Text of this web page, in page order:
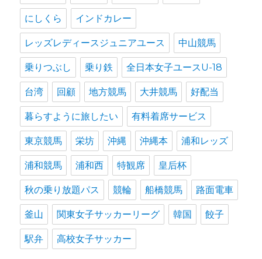
にしくら インドカレー
レッズレディースジュニアユース 中山競馬
乗りつぶし 乗り鉄 全日本女子ユースU-18
台湾 回顧 地方競馬 大井競馬 好配当
暮らすように旅したい 有料着席サービス
東京競馬 栄坊 沖縄 沖縄本 浦和レッズ
浦和競馬 浦和西 特観席 皇后杯
秋の乗り放題パス 競輪 船橋競馬 路面電車
釜山 関東女子サッカーリーグ 韓国 餃子
駅弁 高校女子サッカー